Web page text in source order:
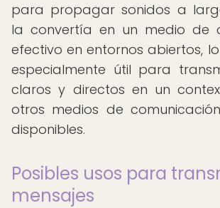
para propagar sonidos a
la convertía en un medio de
efectivo en entornos abiertos,
especialmente útil para
claros y directos en un
otros medios de
disponibles.
Posibles usos para
mensajes